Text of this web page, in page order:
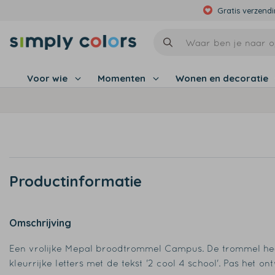
Gratis
Voor wie Momenten Wonen en decoratie
Productinformatie
Omschrijving
Een vrolijke Mepal broodtrommel Campus. De trommel
kleurrijke letters met de tekst '2 cool 4 school'. Pas het